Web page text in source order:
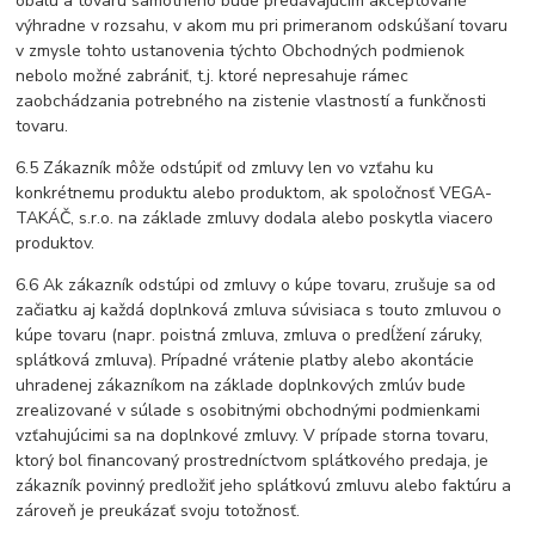
výhradne v rozsahu, v akom mu pri primeranom odskúšaní tovaru
v zmysle tohto ustanovenia týchto Obchodných podmienok
nebolo možné zabrániť, t.j. ktoré nepresahuje rámec
zaobchádzania potrebného na zistenie vlastností a funkčnosti
tovaru.
6.5 Zákazník môže odstúpiť od zmluvy len vo vzťahu ku
konkrétnemu produktu alebo produktom, ak spoločnosť VEGA-
TAKÁČ, s.r.o. na základe zmluvy dodala alebo poskytla viacero
produktov.
6.6 Ak zákazník odstúpi od zmluvy o kúpe tovaru, zrušuje sa od
začiatku aj každá doplnková zmluva súvisiaca s touto zmluvou o
kúpe tovaru (napr. poistná zmluva, zmluva o predĺžení záruky,
splátková zmluva). Prípadné vrátenie platby alebo akontácie
uhradenej zákazníkom na základe doplnkových zmlúv bude
zrealizované v súlade s osobitnými obchodnými podmienkami
vzťahujúcimi sa na doplnkové zmluvy. V prípade storna tovaru,
ktorý bol financovaný prostredníctvom splátkového predaja, je
zákazník povinný predložiť jeho splátkovú zmluvu alebo faktúru a
zároveň je preukázať svoju totožnosť.